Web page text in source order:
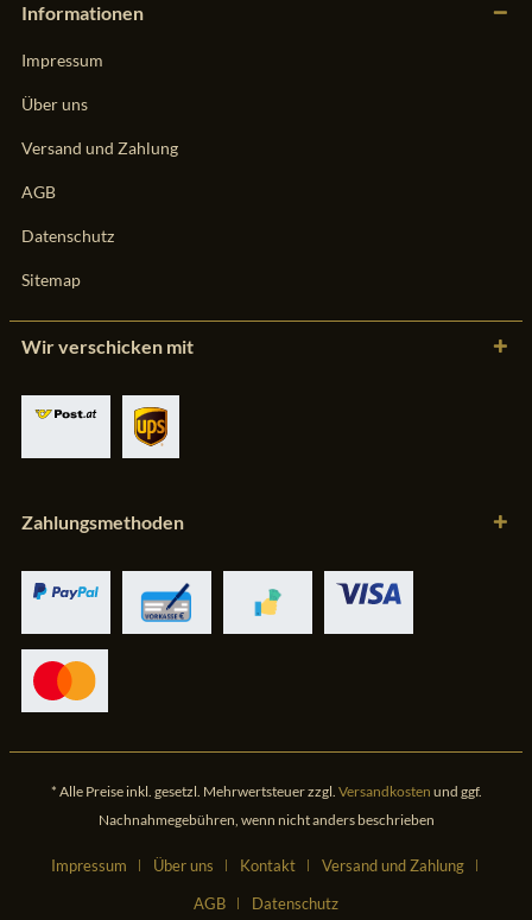
Informationen
Impressum
Über uns
Versand und Zahlung
AGB
Datenschutz
Sitemap
Wir verschicken mit
Zahlungsmethoden
* Alle Preise inkl. gesetzl. Mehrwertsteuer zzgl. Versandkosten und ggf.
Nachnahmegebühren, wenn nicht anders beschrieben
Impressum Über uns Kontakt
Versand und Zahlung
AGB
Datenschutz